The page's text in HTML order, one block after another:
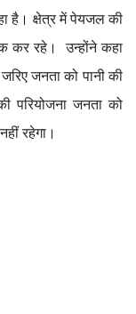
है। क्षेत्र में पेयजल की
कर रहे। उन्होंने कहा
जनता को पानी की
परियोजना जनता को
रहेगा।